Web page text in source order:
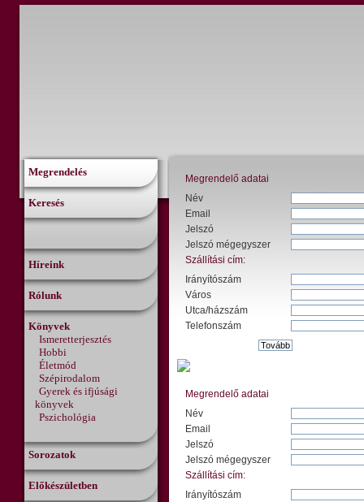
Megrendelés
Keresés
Híreink
Rólunk
Könyvek
Ismeretterjesztés
Hobbi
Életmód
Szépirodalom
Gyerek és ifjúsági
könyvek
Pszichológia
Sorozatok
Előkészületben
Megrendelő adatai
Név
Email
Jelszó
Jelszó mégegyszer
Szállítási cím:
Irányítószám
Város
Utca/házszám
Telefonszám
Megrendelő adatai
Név
Email
Jelszó
Jelszó mégegyszer
Szállítási cím:
Irányítószám